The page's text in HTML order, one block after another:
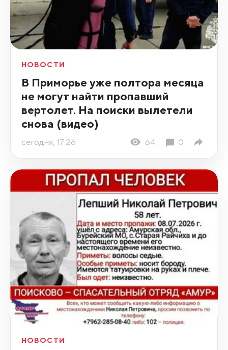
НОВОСТИ
В Приморье уже полтора месяца
не могут найти пропавший
вертолет. На поиски вылетели
снова (видео)
сегодня, 17:26 64 0
НОВОСТИ